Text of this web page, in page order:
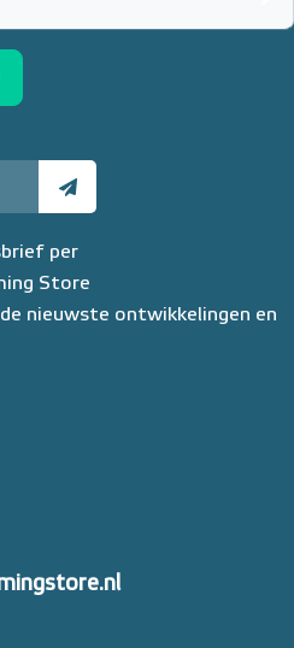
per
Store
nieuwste ontwikkelingen en